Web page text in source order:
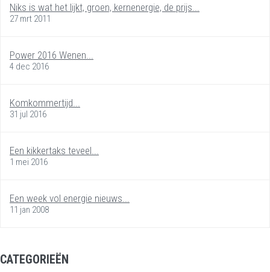
Niks is wat het lijkt, groen, kernenergie, de prijs...
27 mrt 2011
Power 2016 Wenen...
4 dec 2016
Komkommertijd...
31 jul 2016
Een kikkertaks teveel...
1 mei 2016
Een week vol energie nieuws...
11 jan 2008
CATEGORIEËN